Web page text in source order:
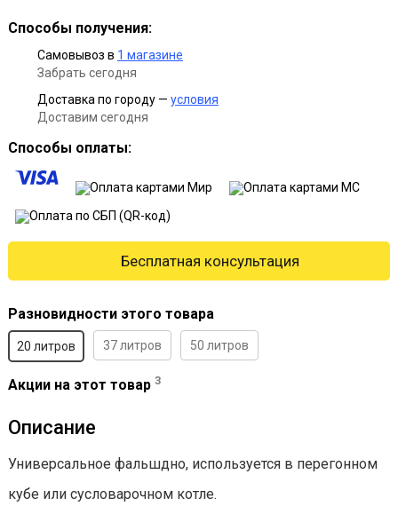
Способы получения:
Самовывоз в 1 магазине
Забрать сегодня
Доставка по городу — условия
Доставим сегодня
Способы оплаты:
Бесплатная консультация
Разновидности этого товара
20 литров 37 литров 50 литров
Акции на этот товар 3
Описание
Универсальное фальшдно, используется в перегонном
кубе или сусловарочном котле.